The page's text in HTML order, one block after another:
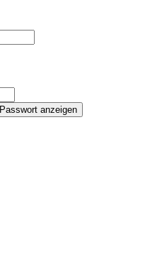
Passwort anzeigen